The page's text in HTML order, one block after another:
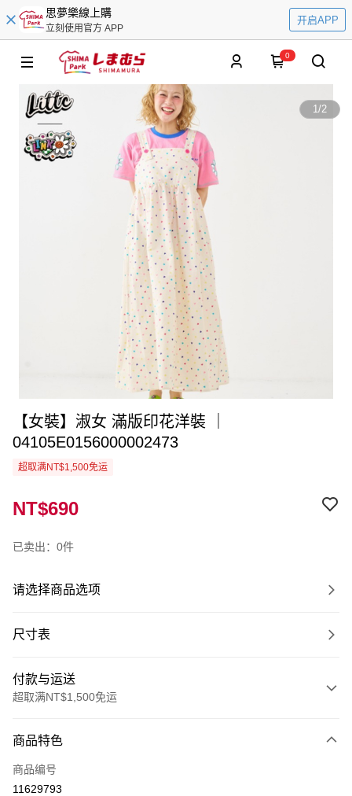
思夢樂線上購
立刻使用官方 APP
开启APP
0
1/2
【女裝】淑女 滿版印花洋裝 ｜
04105E0156000002473
超取满NT$1,500免运
NT$690
已卖出：0件
请选择商品选项
尺寸表
付款与运送
超取满NT$1,500免运
信用卡一次付款
LINE Pay
商品特色
商品编号
11629793